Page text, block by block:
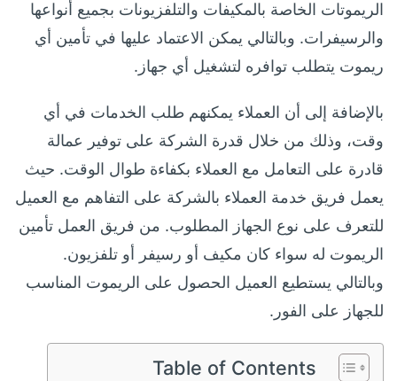
الريموتات الخاصة بالمكيفات والتلفزيونات بجميع أنواعها
والرسيفرات. وبالتالي يمكن الاعتماد عليها في تأمين أي
ريموت يتطلب توافره لتشغيل أي جهاز.
بالإضافة إلى أن العملاء يمكنهم طلب الخدمات في أي
وقت، وذلك من خلال قدرة الشركة على توفير عمالة
قادرة على التعامل مع العملاء بكفاءة طوال الوقت. حيث
يعمل فريق خدمة العملاء بالشركة على التفاهم مع العميل
للتعرف على نوع الجهاز المطلوب. من فريق العمل تأمين
الريموت له سواء كان مكيف أو رسيفر أو تلفزيون.
وبالتالي يستطيع العميل الحصول على الريموت المناسب
للجهاز على الفور.
Table of Contents